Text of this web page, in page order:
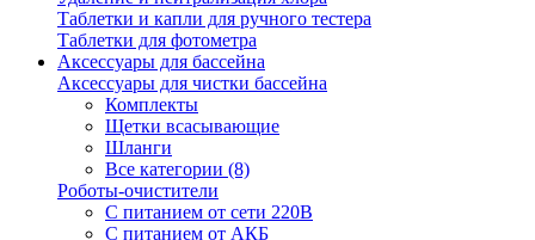
Таблетки и капли для ручного тестера
Таблетки для фотометра
Аксессуары для бассейна
Аксессуары для чистки бассейна
Комплекты
Щетки всасывающие
Шланги
Все категории (8)
Роботы-очистители
С питанием от сети 220В
С питанием от АКБ